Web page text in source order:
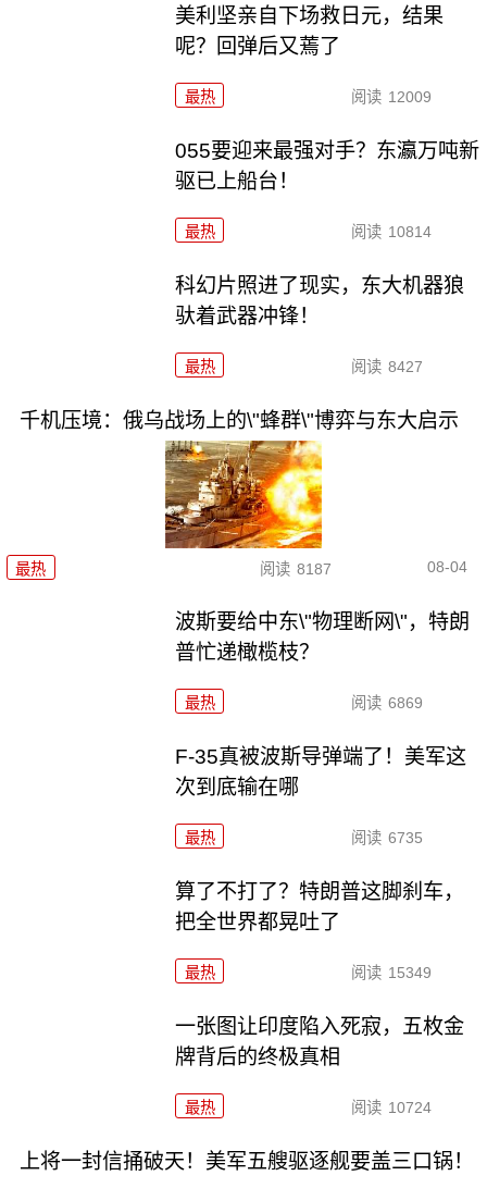
美利坚亲自下场救日元，结果
呢？回弹后又蔫了
最热 阅读 12009
055要迎来最强对手？东瀛万吨新
驱已上船台！
最热 阅读 10814
科幻片照进了现实，东大机器狼
驮着武器冲锋！
最热 阅读 8427
千机压境：俄乌战场上的\"蜂群\"博弈与东大启示
最热 阅读 8187 08-04
波斯要给中东\"物理断网\"，特朗
普忙递橄榄枝？
最热 阅读 6869
F-35真被波斯导弹端了！美军这
次到底输在哪
最热 阅读 6735
算了不打了？特朗普这脚刹车，
把全世界都晃吐了
最热 阅读 15349
一张图让印度陷入死寂，五枚金
牌背后的终极真相
最热 阅读 10724
上将一封信捅破天！美军五艘驱逐舰要盖三口锅！